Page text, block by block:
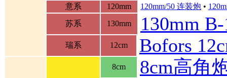
意系 120mm 120mm/50 连装炮 •
苏系
130mm 130mm
瑞系 12cm Bofors
8cm 8cm高角